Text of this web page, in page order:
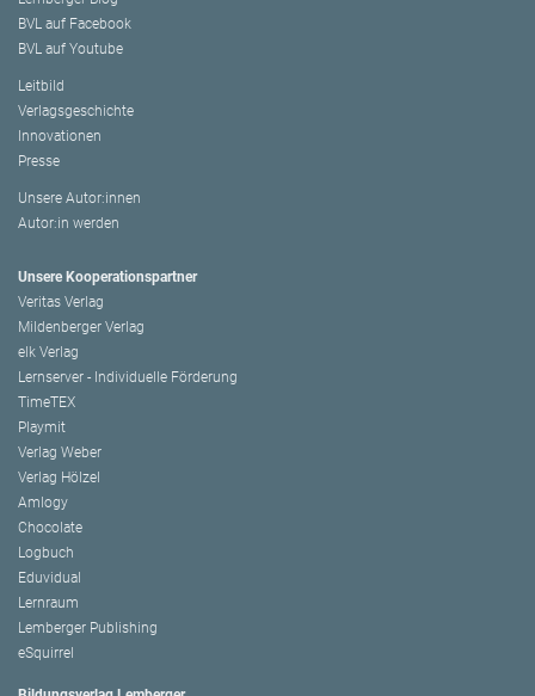
BVL auf Facebook
BVL auf Youtube
Leitbild
Verlagsgeschichte
Innovationen
Presse
Unsere Autor:innen
Autor:in werden
Unsere Kooperationspartner
Veritas Verlag
Mildenberger Verlag
elk Verlag
Lernserver - Individuelle Förderung
TimeTEX
Playmit
Verlag Weber
Verlag Hölzel
Amlogy
Chocolate
Logbuch
Eduvidual
Lernraum
Lemberger Publishing
eSquirrel